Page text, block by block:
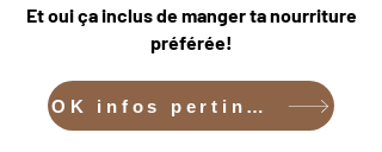
Et oui ça inclus de manger ta nourriture
préférée!
OK infos pertinentes svp!